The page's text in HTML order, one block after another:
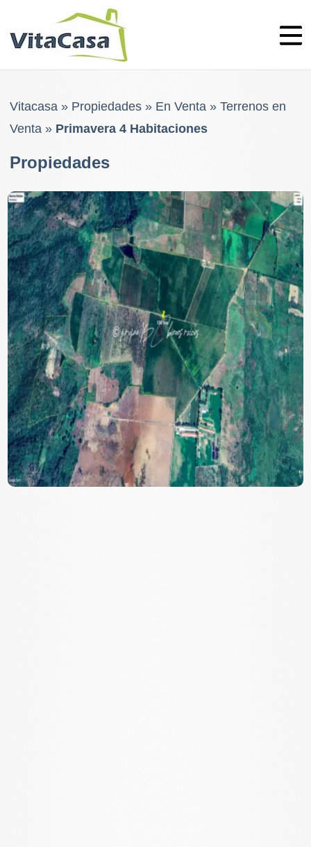
Vitacasa» Propiedades» En Venta» Terrenos en
Venta» Primavera 4 Habitaciones
Propiedades